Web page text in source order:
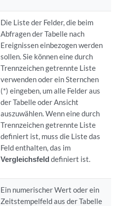
Die Liste der Felder, die beim
Abfragen der Tabelle nach
Ereignissen einbezogen werden
sollen. Sie können eine durch
Trennzeichen getrennte Liste
verwenden oder ein Sternchen
(*) eingeben, um alle Felder aus
der Tabelle oder Ansicht
auszuwählen. Wenn eine durch
Trennzeichen getrennte Liste
definiert ist, muss die Liste das
Feld enthalten, das im
Vergleichsfeld definiert ist.
Ein numerischer Wert oder ein
Zeitstempelfeld aus der Tabelle